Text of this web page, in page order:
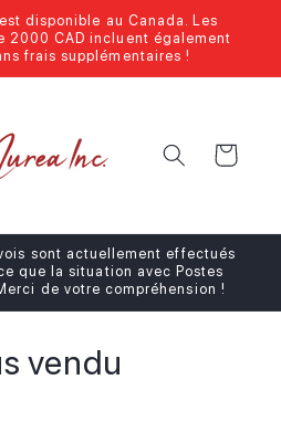
disponible au Canada. Les
2000 CAD incluent également
frais supplémentaires !
Panier
sont actuellement effectués
que la situation avec Postes
de votre compréhension !
vendu